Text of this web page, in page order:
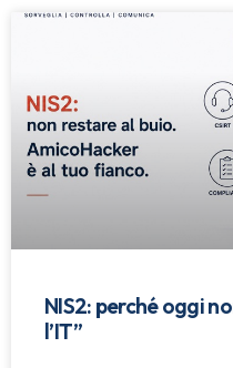
NIS2: perché oggi
l’IT”